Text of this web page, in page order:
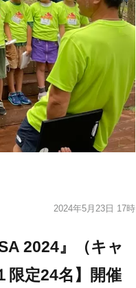
2024年5月23日 17時
2024』（キャ
限定24名】開催